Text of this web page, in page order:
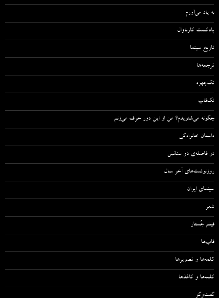
به یاد می‌آورم
پادکست کارناوال
تاریخ سینما
ترجمه‌ها
تک‌چهره
تک‌قاب
چگونه می‌شنویدم؟ من از این دور حرف می‌زنم
داستان خانوادگی
در فاصله‌ی دو سئانس
روزنوشت‌های آخر سال
سینمای ایران
شعر
فیلم جُستار
قاب‌ها
کلمه‌ها و تصویرها
کلمه‌ها و کاغذها
گفت‌وگو